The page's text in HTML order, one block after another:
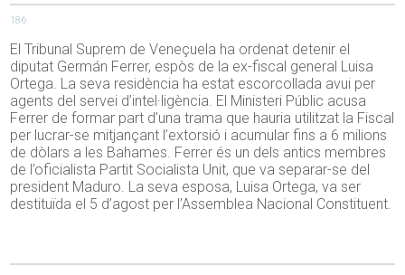
186
El Tribunal Suprem de Veneçuela ha ordenat detenir el
diputat Germán Ferrer, espòs de la ex-fiscal general Luisa
Ortega. La seva residència ha estat escorcollada avui per
agents del servei d’intel·ligència. El Ministeri Públic acusa
Ferrer de formar part d’una trama que hauria utilitzat la Fiscal
per lucrar-se mitjançant l’extorsió i acumular fins a 6 milions
de dòlars a les Bahames. Ferrer és un dels antics membres
de l’oficialista Partit Socialista Unit, que va separar-se del
president Maduro. La seva esposa, Luisa Ortega, va ser
destituïda el 5 d’agost per l’Assemblea Nacional Constituent.